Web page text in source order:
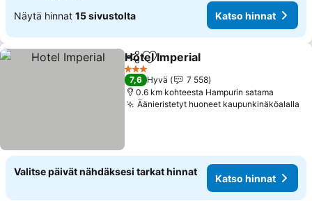
Näytä hinnat 15 sivustolta Katso hinnat
Jaa Lisää suosikkeihin
Hotel Imperial
3 Tähtiluokitus
7,6 Hyvä
7 558
0.6 km kohteesta Hampurin satama
Äänieristetyt huoneet kaupunkinäköalalla
Valitse päivät nähdäksesi tarkat hinnat
Katso hinnat